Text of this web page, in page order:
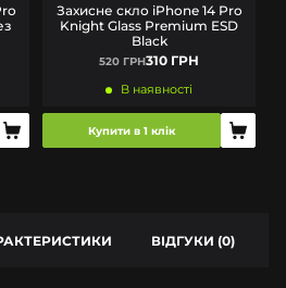
Захисне скло iPhone 14 Pro
Knight Glass Premium ESD
Black
520 ГРН310 ГРН
В наявності
Купити в 1 клік
ВІДГУКИ (0)